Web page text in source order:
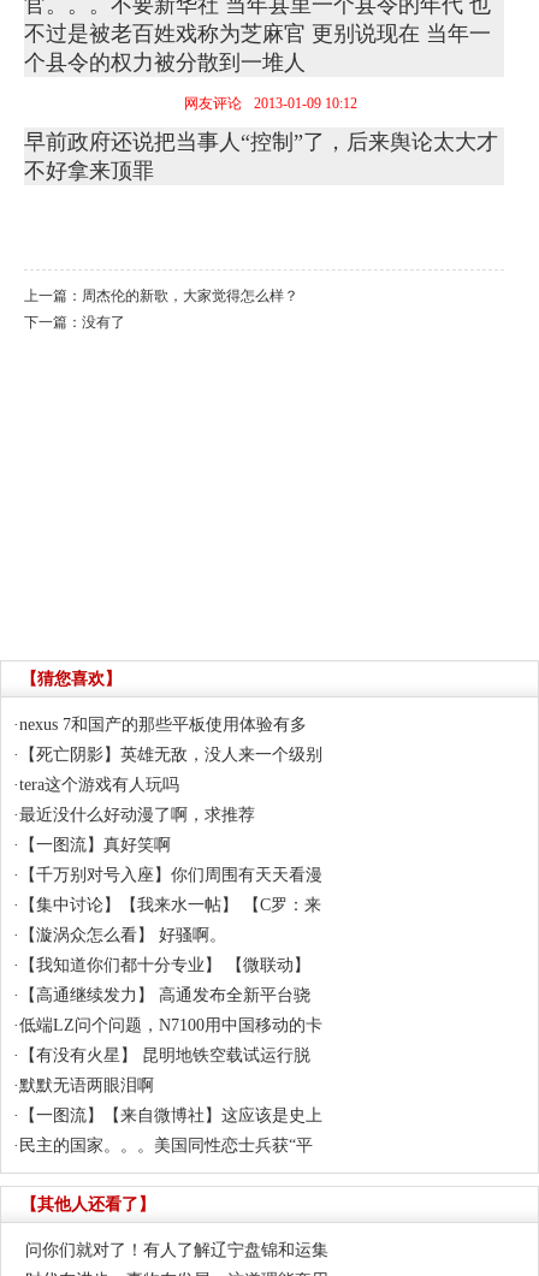
官。。。不要新华社 当年县里一个县令的年代 也
不过是被老百姓戏称为芝麻官 更别说现在 当年一
个县令的权力被分散到一堆人
网友评论 2013-01-09 10:12
早前政府还说把当事人“控制”了，后来舆论太大才
不好拿来顶罪
上一篇： 周杰伦的新歌，大家觉得怎么样？
下一篇：没有了
【猜您喜欢】
·nexus 7和国产的那些平板使用体验有多
·
【死亡阴影】英雄无敌，没人来一个级别
·tera这个游戏有人玩吗
·最近没什么好动漫了啊，求推荐
·
【一图流】真好笑啊
·
【千万别对号入座】你们周围有天天看漫
·
【集中讨论】【我来水一帖】 【C罗：来
·
【漩涡众怎么看】 好骚啊。
·
【我知道你们都十分专业】 【微联动】
·
【高通继续发力】 高通发布全新平台骁
·低端LZ问个问题，N7100用中国移动的卡
·
【有没有火星】 昆明地铁空载试运行脱
·默默无语两眼泪啊
·
【一图流】【来自微博社】这应该是史上
· 民主的国家。。。美国同性恋士兵获“平
【其他人还看了】
问你们就对了！有人了解辽宁盘锦和运集